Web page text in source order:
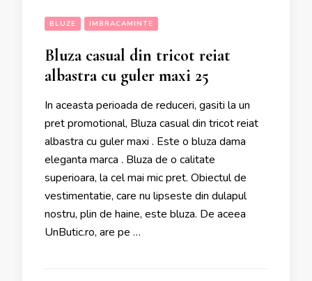
BLUZE IMBRACAMINTE
Bluza casual din tricot reiat
albastra cu guler maxi 25
In aceasta perioada de reduceri, gasiti la un
pret promotional, Bluza casual din tricot reiat
albastra cu guler maxi . Este o bluza dama
eleganta marca . Bluza de o calitate
superioara, la cel mai mic pret. Obiectul de
vestimentatie, care nu lipseste din dulapul
nostru, plin de haine, este bluza. De aceea
UnButic.ro, are pe …